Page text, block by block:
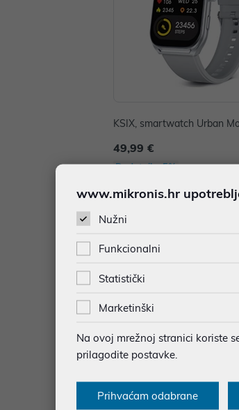
KSIX, smartwatch Urban
49,99 €
Dodatnih -5% uz
KSIX, smartwatch Horizon
www.mikronis.hr
Nužni
Funkcionalni
Statistički
Marketinški
Na ovoj mrežnoj stranici koriste
prilagodite postavke.
Prihvaćam odabrane